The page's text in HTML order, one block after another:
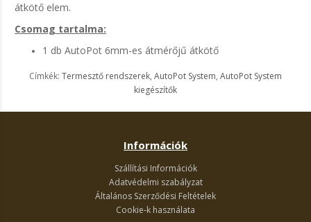
átkötő elem.
Csomag tartalma:
1 db AutoPot 6mm-es átmérőjű átkötő
Címkék: Termesztő rendszerek, AutoPot System, AutoPot System
kiegészítők
Információk
Szállítási Információk
Adatvédelmi szabályzat
Általános Szerződési Feltételek
Cookie-k használata